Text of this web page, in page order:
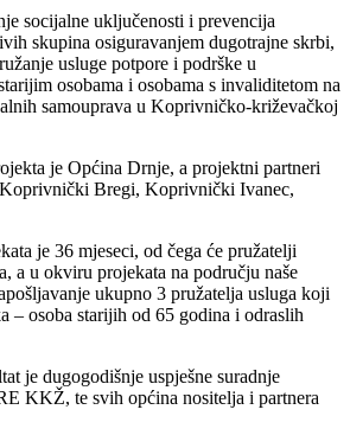
socijalne uključenosti i prevencija
skupina osiguravanjem dugotrajne skrbi,
usluge potpore i podrške u
osobama i osobama s invaliditetom na
samouprava u Koprivničko-križevačkoj
je Općina Drnje, a projektni partneri
Bregi, Koprivnički Ivanec,
je 36 mjeseci, od čega će pružatelji
a u okviru projekata na području naše
ukupno 3 pružatelja usluga koji
– osoba starijih od 65 godina i odraslih
je dugogodišnje uspješne suradnje
KKŽ, te svih općina nositelja i partnera